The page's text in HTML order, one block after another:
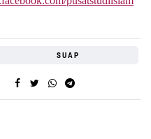
SUAP